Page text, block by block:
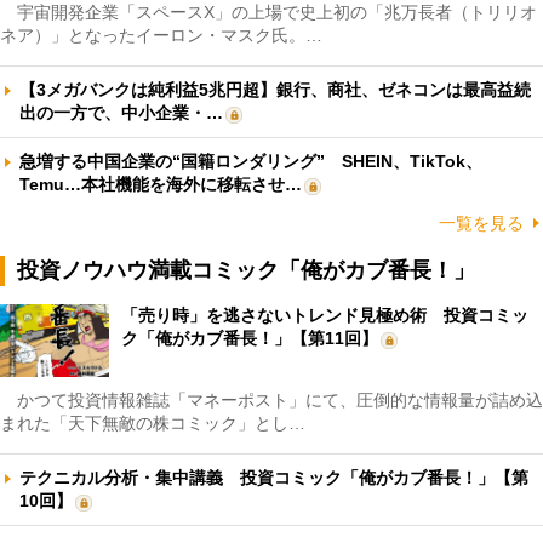
宇宙開発企業「スペースX」の上場で史上初の「兆万長者（トリリオ
ネア）」となったイーロン・マスク氏。…
【3メガバンクは純利益5兆円超】銀行、商社、ゼネコンは最高益続
出の一方で、中小企業・…
急増する中国企業の“国籍ロンダリング” SHEIN、TikTok、
Temu…本社機能を海外に移転させ…
一覧を見る
投資ノウハウ満載コミック「俺がカブ番長！」
「売り時」を逃さないトレンド見極め術 投資コミッ
ク「俺がカブ番長！」【第11回】
かつて投資情報雑誌「マネーポスト」にて、圧倒的な情報量が詰め込
まれた「天下無敵の株コミック」とし…
テクニカル分析・集中講義 投資コミック「俺がカブ番長！」【第
10回】